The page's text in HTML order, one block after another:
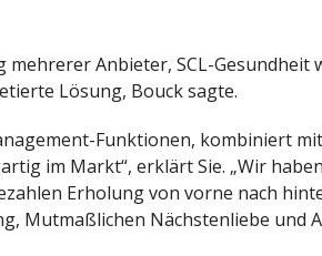
mehrerer Anbieter, SCL-Gesundheit
Lösung, Bouck sagte.
Funktionen, kombiniert
im Markt“, erklärt Sie. „Wir
Erholung von vorne nach
Mutmaßlichen Nächstenliebe und